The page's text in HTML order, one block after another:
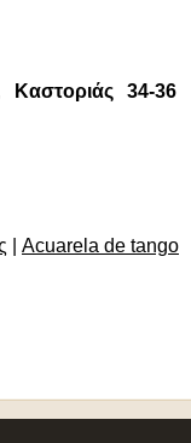
34-36
Acuarela de tango